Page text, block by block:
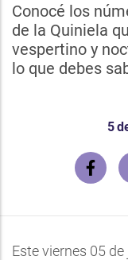
Conocé los
de la Quiniela
vespertino y
lo que debes
5
Este viernes 05 de